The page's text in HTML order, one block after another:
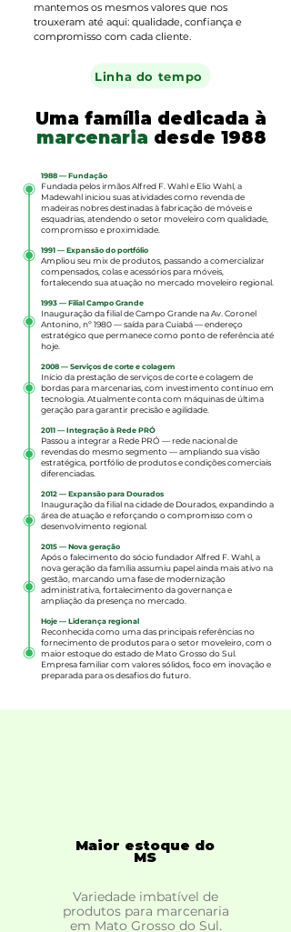
mantemos os mesmos valores que nos
trouxeram até aqui: qualidade, confiança e
compromisso com cada cliente.
Linha do tempo
Uma família dedicada à
marcenaria desde 1988
1988 — Fundação
Fundada pelos irmãos Alfred F. Wahl e Elio Wahl, a
Madewahl iniciou suas atividades como revenda de
madeiras nobres destinadas à fabricação de móveis e
esquadrias, atendendo o setor moveleiro com qualidade,
compromisso e proximidade.
1991 — Expansão do portfólio
Ampliou seu mix de produtos, passando a comercializar
compensados, colas e acessórios para móveis,
fortalecendo sua atuação no mercado moveleiro regional.
1993 — Filial Campo Grande
Inauguração da filial de Campo Grande na Av. Coronel
Antonino, nº 1980 — saída para Cuiabá — endereço
estratégico que permanece como ponto de referência até
hoje.
2008 — Serviços de corte e colagem
Início da prestação de serviços de corte e colagem de
bordas para marcenarias, com investimento contínuo em
tecnologia. Atualmente conta com máquinas de última
geração para garantir precisão e agilidade.
2011 — Integração à Rede PRÓ
Passou a integrar a Rede PRÓ — rede nacional de
revendas do mesmo segmento — ampliando sua visão
estratégica, portfólio de produtos e condições comerciais
diferenciadas.
2012 — Expansão para Dourados
Inauguração da filial na cidade de Dourados, expandindo a
área de atuação e reforçando o compromisso com o
desenvolvimento regional.
2015 — Nova geração
Após o falecimento do sócio fundador Alfred F. Wahl, a
nova geração da família assumiu papel ainda mais ativo na
gestão, marcando uma fase de modernização
administrativa, fortalecimento da governança e
ampliação da presença no mercado.
Hoje — Liderança regional
Reconhecida como uma das principais referências no
fornecimento de produtos para o setor moveleiro, com o
maior estoque do estado de Mato Grosso do Sul.
Empresa familiar com valores sólidos, foco em inovação e
preparada para os desafios do futuro.
Maior estoque do
MS
Variedade imbatível de
produtos para marcenaria
em Mato Grosso do Sul.